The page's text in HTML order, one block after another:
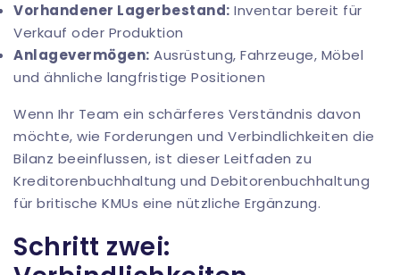
Vorhandener Lagerbestand: Inventar bereit für
Verkauf oder Produktion
Anlagevermögen: Ausrüstung, Fahrzeuge, Möbel
und ähnliche langfristige Positionen
Wenn Ihr Team ein schärferes Verständnis davon
möchte, wie Forderungen und Verbindlichkeiten die
Bilanz beeinflussen, ist dieser Leitfaden zu
Kreditorenbuchhaltung und Debitorenbuchhaltung
für britische KMUs eine nützliche Ergänzung.
Schritt zwei: